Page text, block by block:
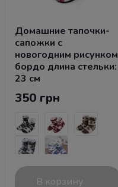
Домашние тапочки-
сапожки с
новогодним рисунком
бордо длина стельки:
23 см
350 грн
В корзину